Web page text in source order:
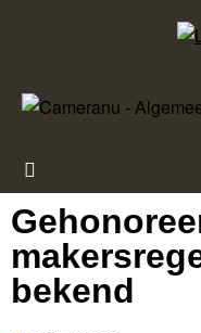
bekend